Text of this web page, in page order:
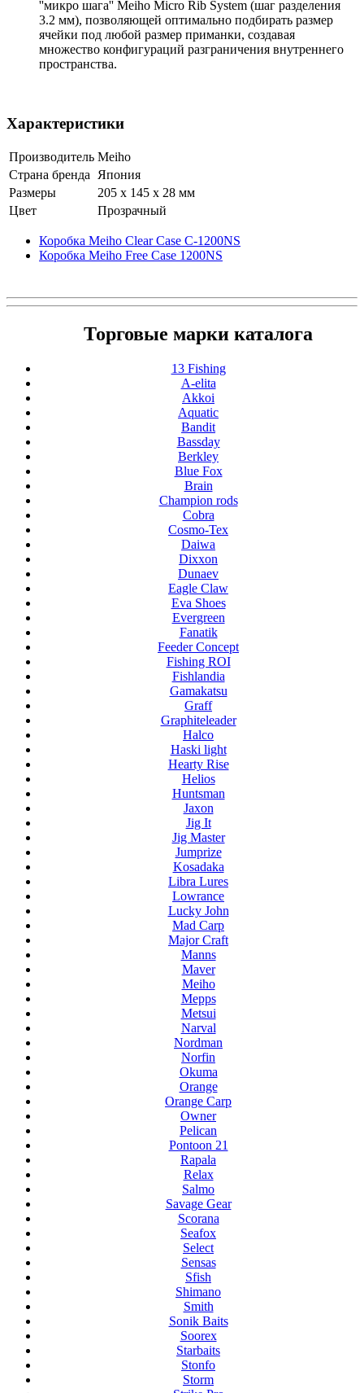
''микро шага'' Meiho Micro Rib System (шаг разделения
3.2 мм), позволяющей оптимально подбирать размер
ячейки под любой размер приманки, создавая
множество конфигураций разграничения внутреннего
пространства.
Характеристики
Производитель Meiho
Страна бренда Япония
Размеры
205 x 145 x 28 мм
Цвет
Прозрачный
Коробка Meiho Clear Case C-1200NS
Коробка Meiho Free Case 1200NS
Торговые марки каталога
13 Fishing
A-elita
Akkoi
Aquatic
Bandit
Bassday
Berkley
Blue Fox
Brain
Champion rods
Cobra
Cosmo-Tex
Daiwa
Dixxon
Dunaev
Eagle Claw
Eva Shoes
Evergreen
Fanatik
Feeder Concept
Fishing ROI
Fishlandia
Gamakatsu
Graff
Graphiteleader
Halco
Haski light
Hearty Rise
Helios
Huntsman
Jaxon
Jig It
Jig Master
Jumprize
Kosadaka
Libra Lures
Lowrance
Lucky John
Mad Carp
Major Craft
Manns
Maver
Meiho
Mepps
Metsui
Narval
Nordman
Norfin
Okuma
Orange
Orange Carp
Owner
Pelican
Pontoon 21
Rapala
Relax
Salmo
Savage Gear
Scorana
Seafox
Select
Sensas
Sfish
Shimano
Smith
Sonik Baits
Soorex
Starbaits
Stonfo
Storm